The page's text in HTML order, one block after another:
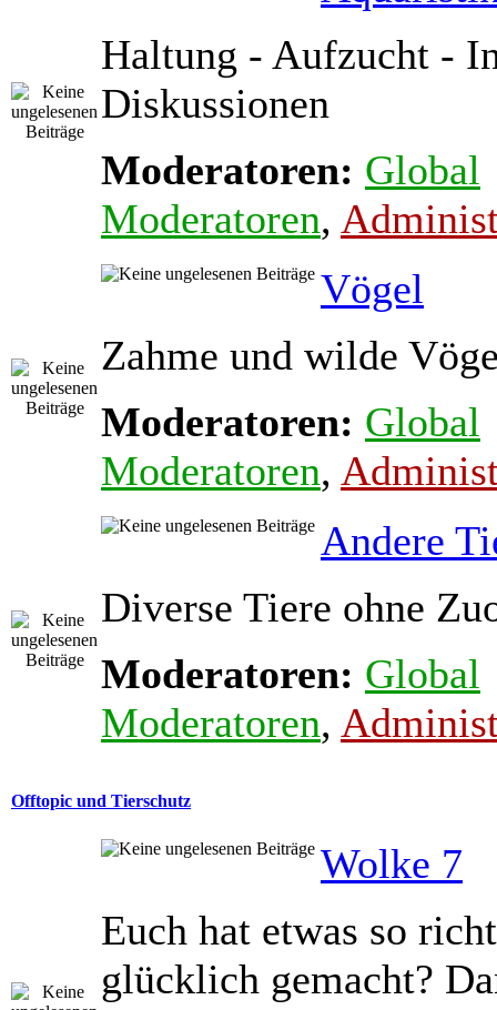
Haltung - Aufzucht -
Diskussionen
Moderatoren: Global
Moderatoren,
Vögel
Zahme und wilde
Moderatoren: Global
Moderatoren,
Andere
Diverse Tiere ohne
Moderatoren: Global
Moderatoren,
Offtopic und Tierschutz
Wolke 7
Euch hat etwas so
glücklich gemacht?